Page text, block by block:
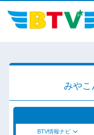
みやこ
BTV情報ナビ